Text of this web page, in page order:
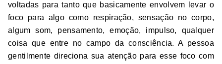
voltadas para tanto que basicamente envolvem levar o
foco para algo como respiração, sensação no corpo,
algum som, pensamento, emoção, impulso, qualquer
coisa que entre no campo da consciência. A pessoa
gentilmente direciona sua atenção para esse foco com